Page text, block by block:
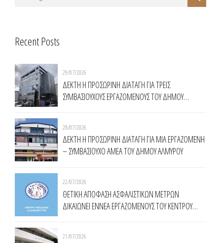
Recent Posts
29/07/2026
ΔΕΚΤΗ Η ΠΡΟΣΩΡΙΝΗ ΔΙΑΤΑΓΗ ΓΙΑ ΤΡΕΙΣ
ΣΥΜΒΑΣΙΟΥΧΟΥΣ ΕΡΓΑΖΟΜΕΝΟΥΣ ΤΟΥ ΔΗΜΟΥ
28/07/2026
ΔΕΚΤΗ Η ΠΡΟΣΩΡΙΝΗ ΔΙΑΤΑΓΗ ΓΙΑ ΜΙΑ ΕΡΓΑΖΟΜΕΝΗ
– ΣΥΜΒΑΣΙΟΥΧΟ ΑΜΕΑ ΤΟΥ ΔΗΜΟΥ ΑΛΜΥΡΟΥ
22/07/2026
ΘΕΤΙΚΗ ΑΠΟΦΑΣΗ ΑΣΦΑΛΙΣΤΙΚΩΝ ΜΕΤΡΩΝ
ΔΙΚΑΙΩΝΕΙ ΕΝNΕΑ ΕΡΓΑΖΟΜΕΝΟΥΣ ΤΟΥ ΚΕΝΤΡΟΥ
21/07/2026